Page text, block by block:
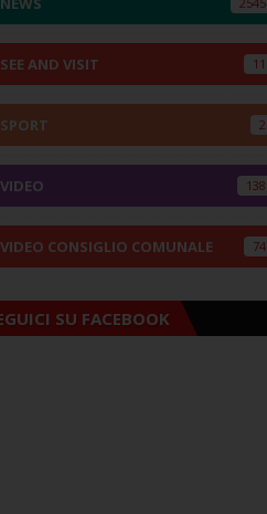
SEE AND VISIT 11
SPORT 2
VIDEO 138
VIDEO CONSIGLIO COMUNALE 74
SU FACEBOOK